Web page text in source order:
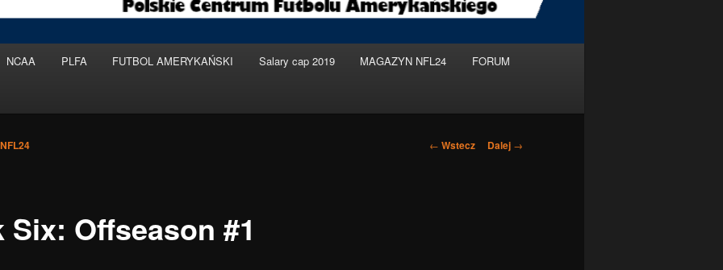
NCAA PLFA FUTBOL AMERYKAŃSKI Salary cap 2019 MAGAZYN NFL24 FORUM
Nawigacja
← Wstecz Dalej →
Six: Offseason #1
NFL24